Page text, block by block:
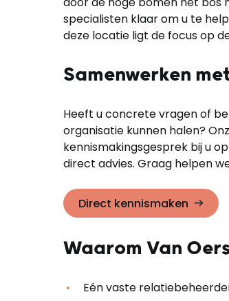
specialisten klaar om u te
deze locatie ligt de focus op
Samenwerken
Heeft u concrete vragen of
organisatie kunnen halen?
kennismakingsgesprek bij u
direct advies. Graag helpen
Direct kennismaken
Waarom Van
Eén vaste